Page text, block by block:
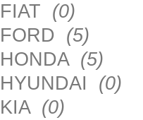
FIAT (0)
FORD (5)
HONDA (5)
HYUNDAI (0)
KIA (0)